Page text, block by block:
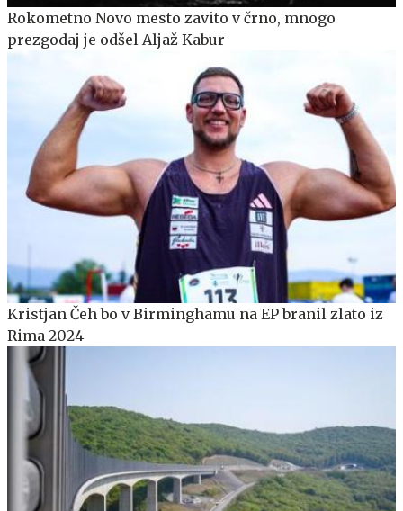
Rokometno Novo mesto zavito v črno, mnogo
prezgodaj je odšel Aljaž Kabur
Kristjan Čeh bo v Birminghamu na EP branil zlato iz
Rima 2024